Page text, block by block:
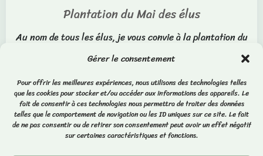
Gérer le consentement
Pour offrir les meilleures expériences, nous utilisons des technologies telles
que les cookies pour stocker et/ou accéder aux informations des appareils. Le
fait de consentir à ces technologies nous permettra de traiter des données
telles que le comportement de navigation ou les ID uniques sur ce site. Le fait
de ne pas consentir ou de retirer son consentement peut avoir un effet négatif
sur certaines caractéristiques et fonctions.
Plantation du Mai des élus
Au nom de tous les élus, je vous convie à la plantation du
Mai, samedi prochain à 11h. Nous serions ravis de vous
compter parmi nous. Séverine GAUTIER, et toute
l'équipe municipale.
0
Lire la suite